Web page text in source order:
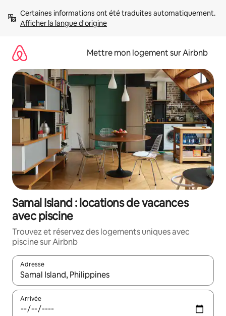
directement
Afficher la langue d'origine
Mettre mon logement sur Airbnb
Samal Island : locations de vacances
avec piscine
Trouvez et réservez des logements uniques avec
piscine sur Airbnb
Adresse
Lorsque les résultats s'affichent, utilisez les flèches vers le
Arrivée